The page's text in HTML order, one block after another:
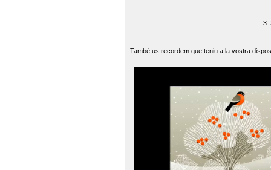
3.
També us recordem que teniu a la vostra